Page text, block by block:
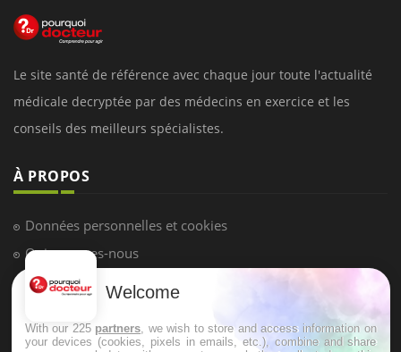
Le site santé de référence avec chaque jour toute l'actualité
médicale decryptée par des médecins en exercice et les
conseils des meilleurs spécialistes.
À PROPOS
Données personnelles et cookies
Qui sommes-nous
Conditions d'utilisation
Mentions Légales
Welcome
With our 225 partners , we wish to store and access information on
your devices (cookies, pixels in emails, etc.), combine and share